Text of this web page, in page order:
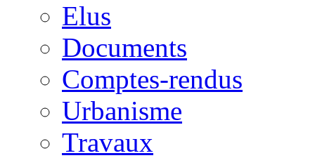
Elus
Documents
Comptes-rendus
Urbanisme
Travaux